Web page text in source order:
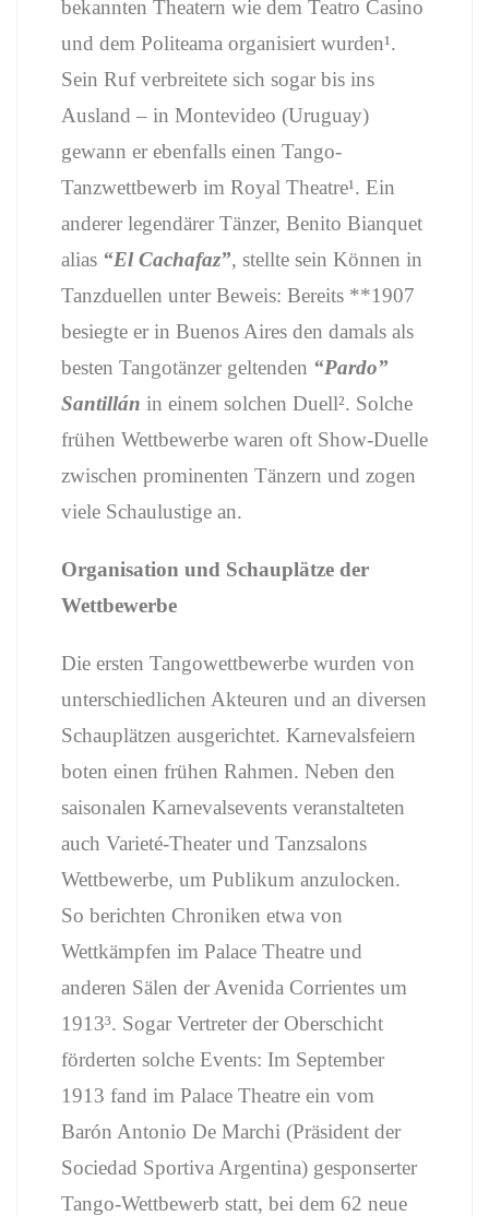
bekannten Theatern wie dem Teatro Casino
und dem Politeama organisiert wurden¹.
Sein Ruf verbreitete sich sogar bis ins
Ausland – in Montevideo (Uruguay)
gewann er ebenfalls einen Tango-
Tanzwettbewerb im Royal Theatre¹. Ein
anderer legendärer Tänzer, Benito Bianquet
alias “El Cachafaz”, stellte sein Können in
Tanzduellen unter Beweis: Bereits **1907
besiegte er in Buenos Aires den damals als
besten Tangotänzer geltenden “Pardo”
Santillán in einem solchen Duell². Solche
frühen Wettbewerbe waren oft Show-Duelle
zwischen prominenten Tänzern und zogen
viele Schaulustige an.
Organisation und Schauplätze der
Wettbewerbe
Die ersten Tangowettbewerbe wurden von
unterschiedlichen Akteuren und an diversen
Schauplätzen ausgerichtet. Karnevalsfeiern
boten einen frühen Rahmen. Neben den
saisonalen Karnevalsevents veranstalteten
auch Varieté-Theater und Tanzsalons
Wettbewerbe, um Publikum anzulocken.
So berichten Chroniken etwa von
Wettkämpfen im Palace Theatre und
anderen Sälen der Avenida Corrientes um
1913³. Sogar Vertreter der Oberschicht
förderten solche Events: Im September
1913 fand im Palace Theatre ein vom
Barón Antonio De Marchi (Präsident der
Sociedad Sportiva Argentina) gesponserter
Tango-Wettbewerb statt, bei dem 62 neue